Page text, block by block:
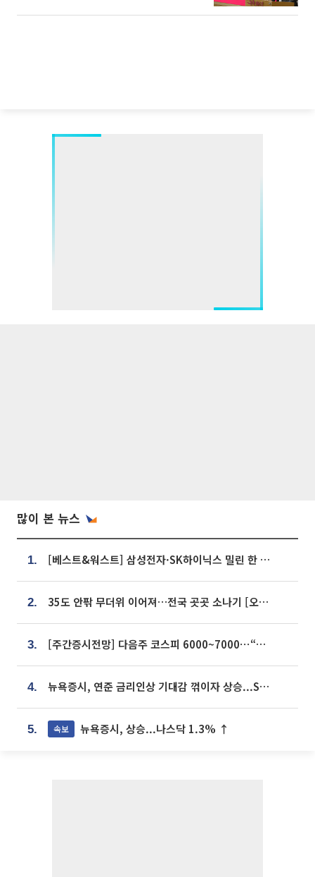
많이 본 뉴스
1. [베스트&워스트] 삼성전자·SK하이닉스 밀린 한 주…상상인증권은 85% 급등
2. 35도 안팎 무더위 이어져…전국 곳곳 소나기 [오늘 날씨]
3. [주간증시전망] 다음주 코스피 6000~7000⋯“外人 수급은 정책이 변수”
4. 뉴욕증시, 연준 금리인상 기대감 꺾이자 상승...S&P500 사상 최고치 [종합]
5. 속보 뉴욕증시, 상승...나스닥 1.3% ↑